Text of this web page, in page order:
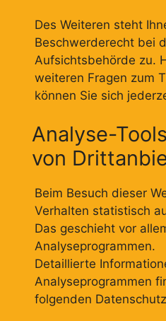
Des Weiteren steht
Beschwerderecht bei
Aufsichtsbehörde zu.
weiteren Fragen zum
können Sie sich
Analyse-
von
Beim Besuch dieser
Verhalten statistisch
Das geschieht vor
Analyseprogrammen.
Detaillierte
Analyseprogrammen
folgenden